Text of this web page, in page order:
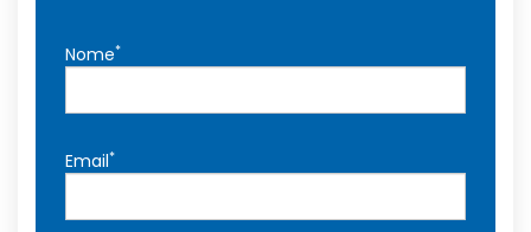
Nome*
Email*